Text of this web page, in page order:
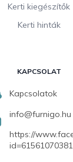
Kerti kiegészítők
Kerti hinták
KAPCSOLAT
Kapcsolatok
info@furnigo.hu
https://